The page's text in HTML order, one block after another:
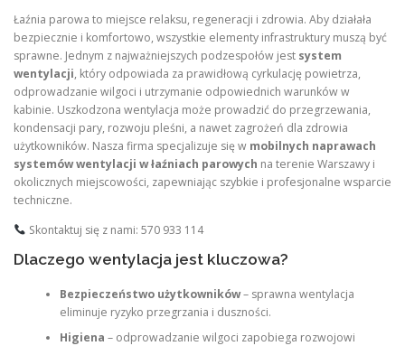
Łaźnia parowa to miejsce relaksu, regeneracji i zdrowia. Aby działała
bezpiecznie i komfortowo, wszystkie elementy infrastruktury muszą być
sprawne. Jednym z najważniejszych podzespołów jest system
wentylacji, który odpowiada za prawidłową cyrkulację powietrza,
odprowadzanie wilgoci i utrzymanie odpowiednich warunków w
kabinie. Uszkodzona wentylacja może prowadzić do przegrzewania,
kondensacji pary, rozwoju pleśni, a nawet zagrożeń dla zdrowia
użytkowników. Nasza firma specjalizuje się w mobilnych naprawach
systemów wentylacji w łaźniach parowych na terenie Warszawy i
okolicznych miejscowości, zapewniając szybkie i profesjonalne wsparcie
techniczne.
Skontaktuj się z nami: 570 933 114
Dlaczego wentylacja jest kluczowa?
Bezpieczeństwo użytkowników– sprawna wentylacja
eliminuje ryzyko przegrzania i duszności.
Higiena – odprowadzanie wilgoci zapobiega rozwojowi